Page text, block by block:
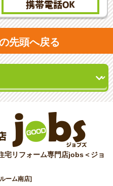
携帯電話OK
先頭へ戻る
宅リフォーム専門店jobs＜ジョ
ーム南店]